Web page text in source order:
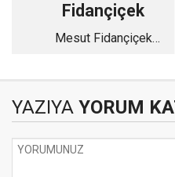
Fidançiçek
Mesut Fidançiçek
gidiyor?
YAZIYA YORUM